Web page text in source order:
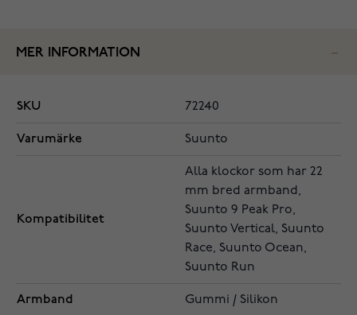
MER INFORMATION
SKU 72240
Varumärke Suunto
Kompatibilitet
Alla klockor som har 22
mm bred armband,
Suunto 9 Peak Pro,
Suunto Vertical, Suunto
Race, Suunto Ocean,
Suunto Run
Armband Gummi / Silikon